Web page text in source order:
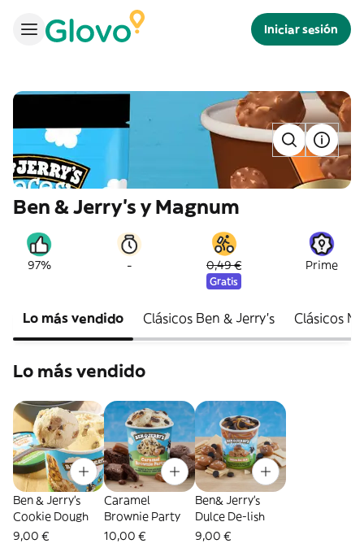
Iniciar sesión
Ben & Jerry's y Magnum
97% - 0,49 €
Gratis
Prime
Lo más vendido Clásicos Ben & Jerry’s Clásicos
Lo más vendido
Ben & Jerry’s
Cookie Dough
9,00 €
Caramel
Brownie Party
10,00 €
Ben& Jerry's
Dulce De-lish
9,00 €